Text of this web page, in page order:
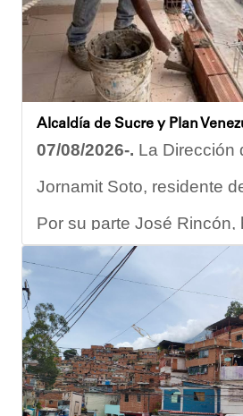
07/08/2026-. La Dirección
Jornamit Soto, residente
Por su parte José
“El proceso comenzó
Ante la emergencia, los
Las cuadrillas de trabajo